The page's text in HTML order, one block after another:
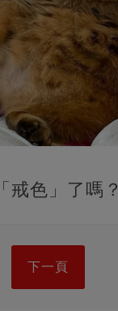
戒色」了嗎？
下一頁